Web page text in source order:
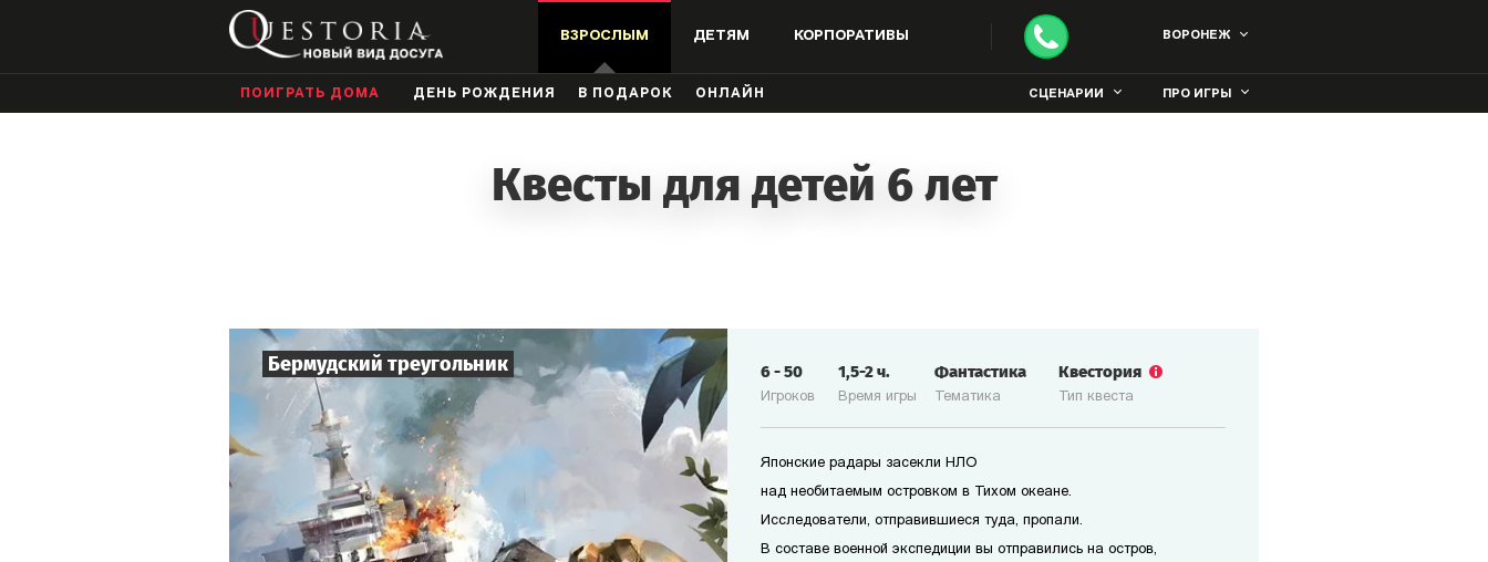
ВЗРОСЛЫМ ДЕТЯМ КОРПОРАТИВЫ ВОРОНЕЖ
ПОИГРАТЬ ДОМА ДЕНЬ РОЖДЕНИЯ В ПОДАРОК ОНЛАЙН СЦЕНАРИИ ПРО ИГРЫ
Квесты для детей 6 лет
Бермудский треугольник
Игроков
6-50
Время игры
1,5-2ч.
Тематика
Фантастика
Тип квеста
Квестория
Японские радары засекли НЛО
над необитаемым островком в Тихом океане.
Исследователи, отправившиеся туда, пропали.
В составе военной экспедиции вы отправились на остров,